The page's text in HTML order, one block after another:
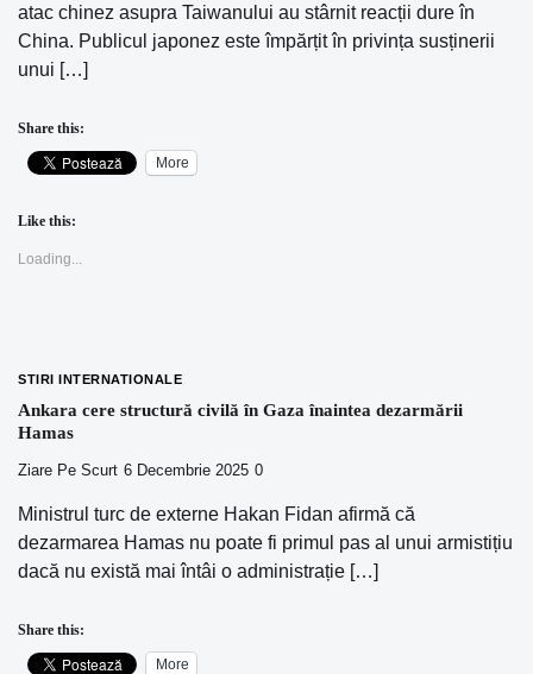
atac chinez asupra Taiwanului au stârnit reacții dure în
China. Publicul japonez este împărțit în privința susținerii
unui […]
Share this:
More
Like this:
Loading...
STIRI INTERNATIONALE
Ankara cere structură civilă în Gaza înaintea dezarmării
Hamas
Ziare Pe Scurt 6 Decembrie 2025 0
Ministrul turc de externe Hakan Fidan afirmă că
dezarmarea Hamas nu poate fi primul pas al unui armistițiu
dacă nu există mai întâi o administrație […]
Share this:
More